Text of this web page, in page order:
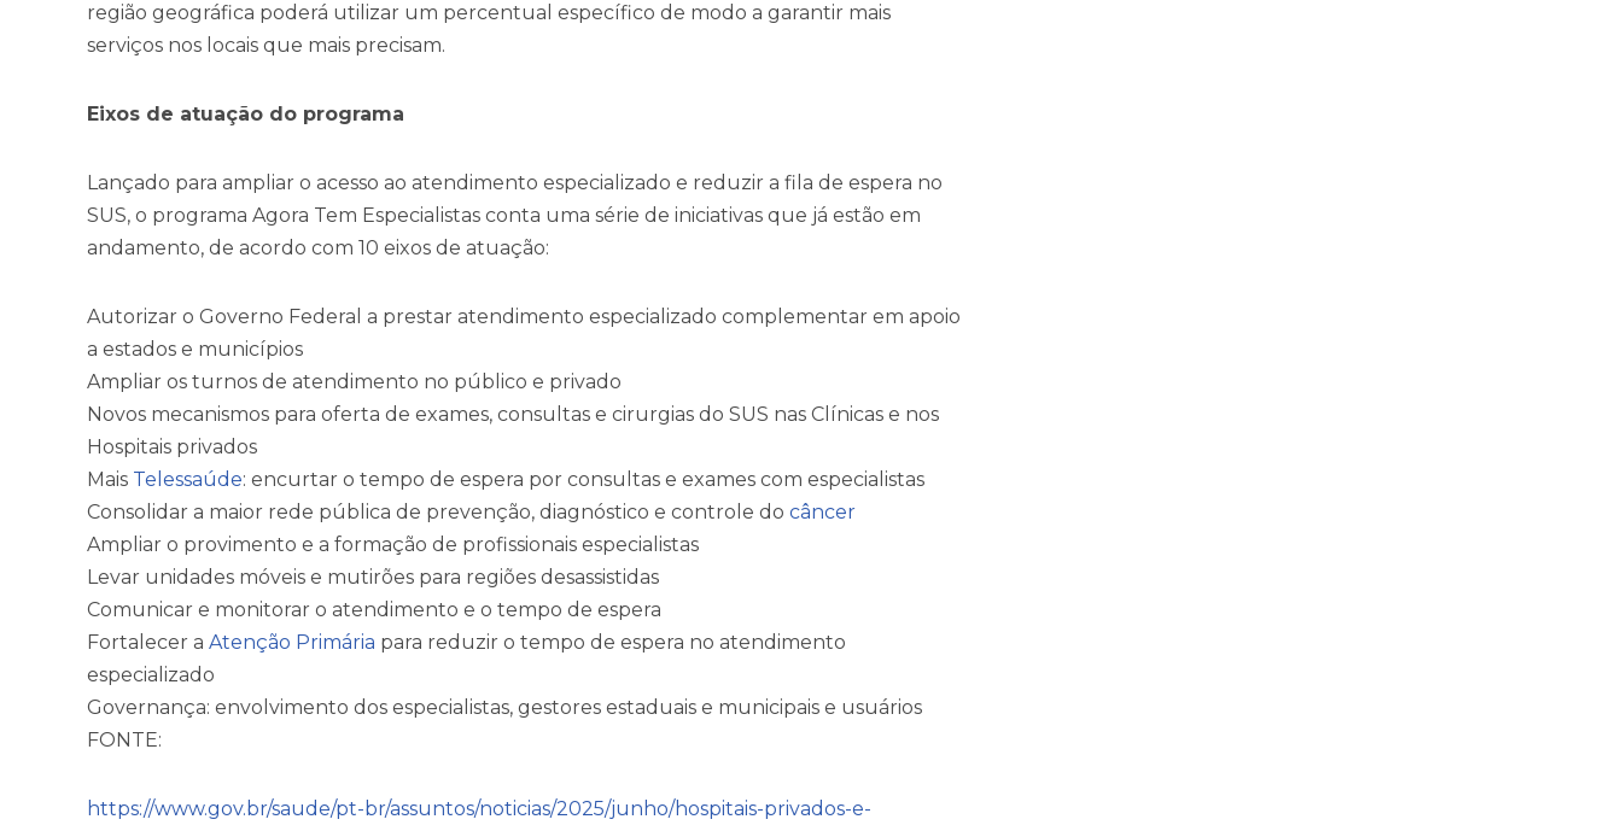
região geográfica poderá utilizar um percentual específico de modo a garantir mais
serviços nos locais que mais precisam.
Eixos de atuação do programa
Lançado para ampliar o acesso ao atendimento especializado e reduzir a fila de espera no
SUS, o programa Agora Tem Especialistas conta uma série de iniciativas que já estão em
andamento, de acordo com 10 eixos de atuação:
Autorizar o Governo Federal a prestar atendimento especializado complementar em apoio
a estados e municípios
Ampliar os turnos de atendimento no público e privado
Novos mecanismos para oferta de exames, consultas e cirurgias do SUS nas Clínicas e nos
Hospitais privados
Mais Telessaúde: encurtar o tempo de espera por consultas e exames com especialistas
Consolidar a maior rede pública de prevenção, diagnóstico e controle do câncer
Ampliar o provimento e a formação de profissionais especialistas
Levar unidades móveis e mutirões para regiões desassistidas
Comunicar e monitorar o atendimento e o tempo de espera
Fortalecer a Atenção Primária para reduzir o tempo de espera no atendimento
especializado
Governança: envolvimento dos especialistas, gestores estaduais e municipais e usuários
FONTE:
https://www.gov.br/saude/pt-br/assuntos/noticias/2025/junho/hospitais-privados-e-